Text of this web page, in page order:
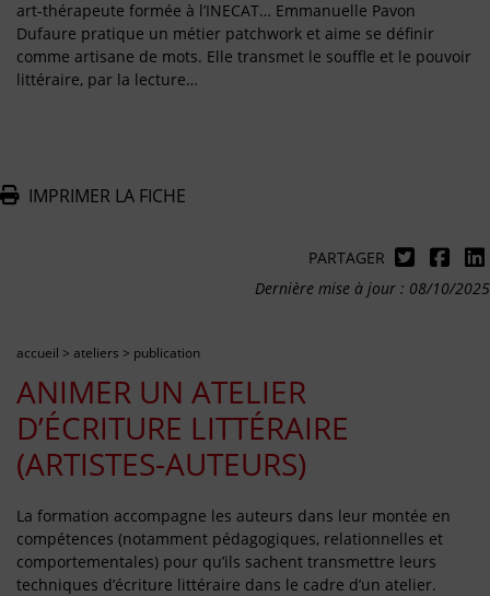
art-thérapeute formée à l’INECAT… Emmanuelle Pavon
Dufaure pratique un métier patchwork et aime se définir
comme artisane de mots. Elle transmet le souffle et le pouvoir
littéraire, par la lecture…
IMPRIMER LA FICHE
PARTAGER
Dernière mise à jour : 08/10/2025
accueil > ateliers > publication
ANIMER UN ATELIER
D’ÉCRITURE LITTÉRAIRE
(ARTISTES-AUTEURS)
La formation accompagne les auteurs dans leur montée en
compétences (notamment pédagogiques, relationnelles et
comportementales) pour qu’ils sachent transmettre leurs
techniques d’écriture littéraire dans le cadre d’un atelier.